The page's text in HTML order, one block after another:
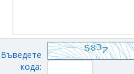
Въведете
кода: